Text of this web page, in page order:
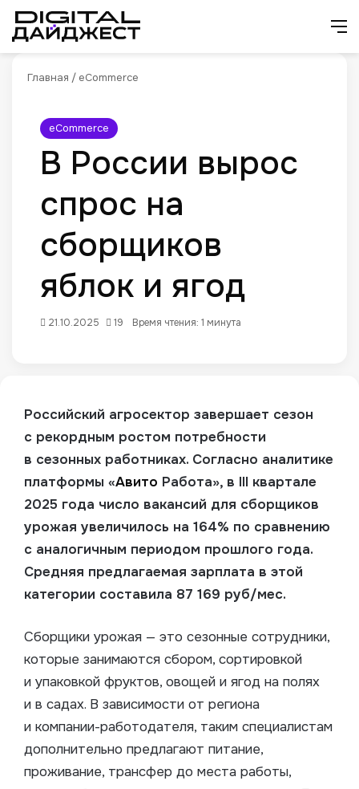
Главная / eCommerce
eCommerce
В России вырос
спрос на
сборщиков
яблок и ягод
21.10.2025 19 Время чтения: 1 минута
Российский агросектор завершает сезон
с рекордным ростом потребности
в сезонных работниках. Согласно аналитике
платформы «Авито Работа», в III квартале
2025 года число вакансий для сборщиков
урожая увеличилось на 164% по сравнению
с аналогичным периодом прошлого года.
Средняя предлагаемая зарплата в этой
категории составила 87 169 руб/мес.
Сборщики урожая — это сезонные сотрудники,
которые занимаются сбором, сортировкой
и упаковкой фруктов, овощей и ягод на полях
и в садах. В зависимости от региона
и компании-работодателя, таким специалистам
дополнительно предлагают питание,
проживание, трансфер до места работы,